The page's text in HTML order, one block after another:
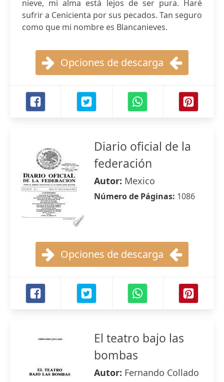
nieve, mi alma está lejos de ser pura. Haré
sufrir a Cenicienta por sus pecados. Tan seguro
como que mi nombre es Blancanieves.
Opciones de descarga
Diario oficial de la
federación
Autor: Mexico
Número de Páginas: 1086
Opciones de descarga
El teatro bajo las
bombas
Autor: Fernando Collado